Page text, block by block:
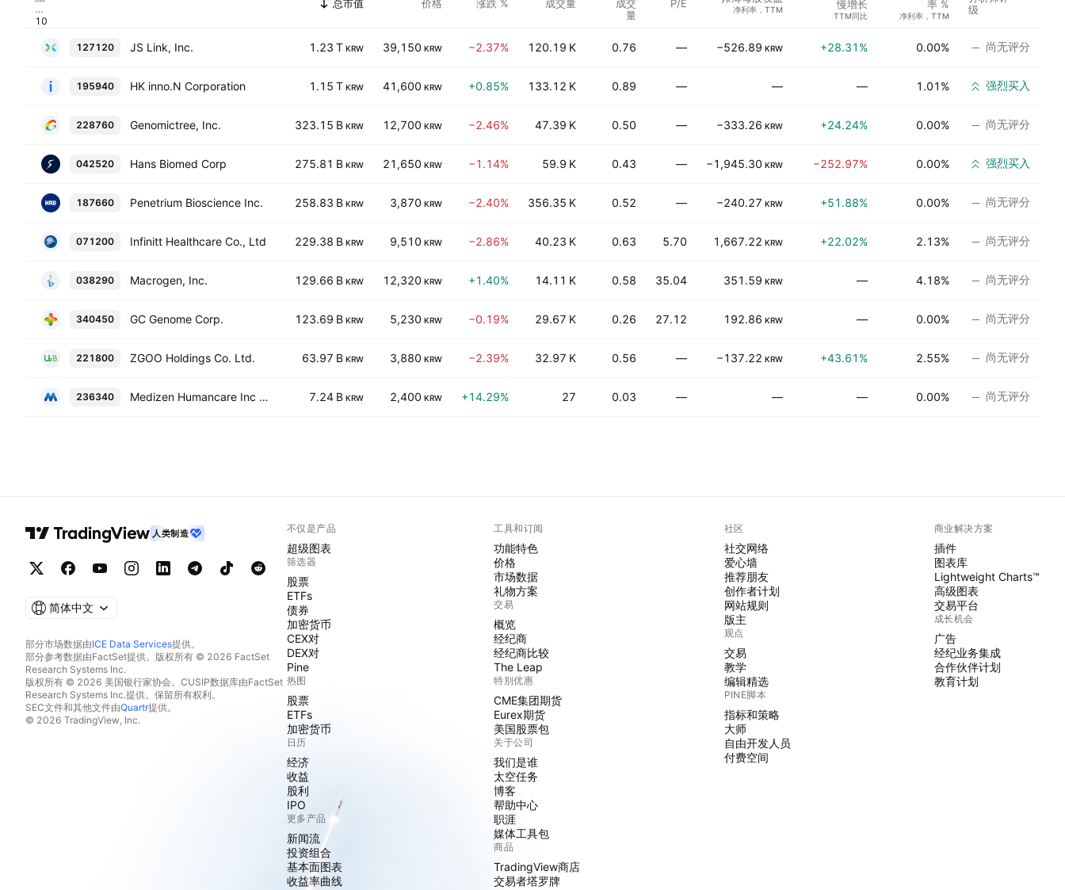
代
码
总市值 价格 涨跌 % 成交量
成交
量
P/E 净利率，TTM
慢增长
TTM同比
率 %
净利率，TTM
级
127120 JS Link, Inc. 1.23 T KRW 39,150 KRW −2.37% 120.19 K 0.76 — −526.89 KRW +28.31% 0.00% 尚无评分
195940 HK inno.N Corporation 1.15 T KRW 41,600 KRW +0.85% 133.12 K 0.89 — — — 1.01% 强烈买入
228760 Genomictree, Inc. 323.15 B KRW 12,700 KRW −2.46% 47.39 K 0.50 — −333.26 KRW +24.24% 0.00% 尚无评分
042520 Hans Biomed Corp 275.81 B KRW 21,650 KRW −1.14% 59.9 K 0.43 — −1,945.30 KRW −252.97% 0.00% 强烈买入
187660 Penetrium Bioscience Inc. 258.83 B KRW 3,870 KRW −2.40% 356.35 K 0.52 — −240.27 KRW +51.88% 0.00% 尚无评分
071200 Infinitt Healthcare Co., Ltd 229.38 B KRW 9,510 KRW −2.86% 40.23 K 0.63 5.70 1,667.22 KRW +22.02% 2.13% 尚无评分
038290 Macrogen, Inc. 129.66 B KRW 12,320 KRW +1.40% 14.11 K 0.58 35.04 351.59 KRW — 4.18% 尚无评分
340450 GC Genome Corp. 123.69 B KRW 5,230 KRW −0.19% 29.67 K 0.26 27.12 192.86 KRW — 0.00% 尚无评分
221800 ZGOO Holdings Co. Ltd. 63.97 B KRW 3,880 KRW −2.39% 32.97 K 0.56 — −137.22 KRW +43.61% 2.55% 尚无评分
236340 Medizen Humancare Inc Co., Ltd. 7.24 B KRW 2,400 KRW +14.29% 27 0.03 — — — 0.00% 尚无评分
人类制造
简体中文
部分市场数据由ICE Data Services提供。
部分参考数据由FactSet提供。版权所有 © 2026 FactSet
Research Systems Inc.
版权所有 © 2026 美国银行家协会。CUSIP数据库由FactSet
Research Systems Inc.提供。保留所有权利。
SEC文件和其他文件由Quartr提供。
© 2026 TradingView, Inc.
不仅是产品
超级图表
筛选器
股票
ETFs
债券
加密货币
CEX对
DEX对
Pine
热图
股票
ETFs
加密货币
日历
经济
收益
股利
IPO
更多产品
新闻流
投资组合
基本面图表
收益率曲线
工具和订阅
功能特色
价格
市场数据
礼物方案
交易
概览
经纪商
经纪商比较
The Leap
特别优惠
CME集团期货
Eurex期货
美国股票包
关于公司
我们是谁
太空任务
博客
帮助中心
职涯
媒体工具包
商品
TradingView商店
交易者塔罗牌
社区
社交网络
爱心墙
推荐朋友
创作者计划
网站规则
版主
观点
交易
教学
编辑精选
PINE脚本
指标和策略
大师
自由开发人员
付费空间
商业解决方案
插件
图表库
Lightweight Charts™
高级图表
交易平台
成长机会
广告
经纪业务集成
合作伙伴计划
教育计划